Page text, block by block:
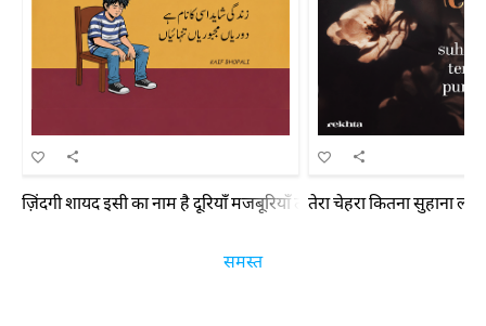
ज़िंदगी शायद इसी का नाम है दूरियाँ मजबूरियाँ तन्हाइयाँतेरा चेहरा कितना सुहाना
समस्त